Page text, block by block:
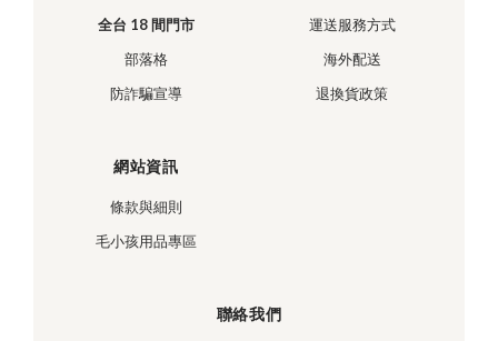
全台 18 間門市
部落格
防詐騙宣導
運送服務方式
海外配送
退換貨政策
網站資訊
條款與細則
毛小孩用品專區
聯絡我們